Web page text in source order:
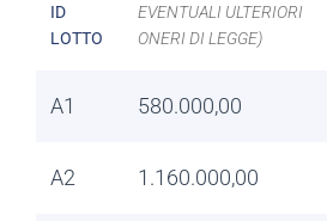
ID
LOTTO
EVENTUALI ULTERIORI
ONERI DI LEGGE)
A1 580.000,00
A2 1.160.000,00